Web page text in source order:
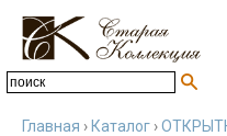
Главная › Каталог ›